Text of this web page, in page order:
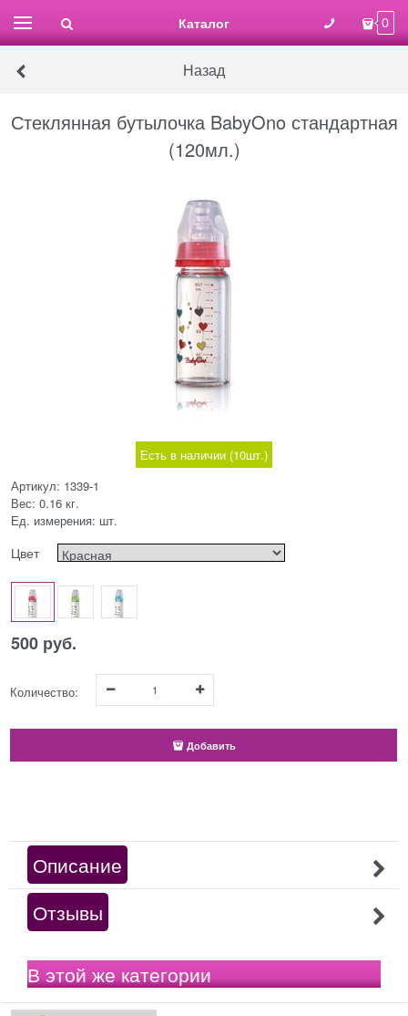
Каталог 0
Назад
Стеклянная бутылочка BabyOno стандартная
(120мл.)
Есть в наличии (10шт.)
Артикул: 1339-1
Вес: 0.16 кг.
Ед. измерения: шт.
Цвет
500 руб.
Количество:
Добавить
Описание
Отзывы
В этой же категории